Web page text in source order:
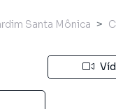
Santa Mônica